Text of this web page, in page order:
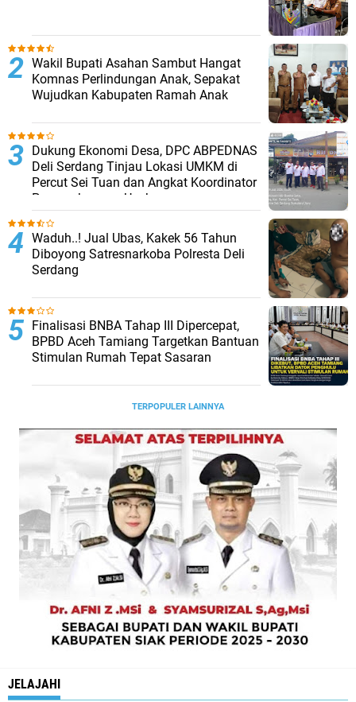
Wakil Bupati Asahan Sambut Hangat
Komnas Perlindungan Anak, Sepakat
Wujudkan Kabupaten Ramah Anak
Dukung Ekonomi Desa, DPC ABPEDNAS
Deli Serdang Tinjau Lokasi UMKM di
Percut Sei Tuan dan Angkat Koordinator
Pengembangan Usaha
Waduh..! Jual Ubas, Kakek 56 Tahun
Diboyong Satresnarkoba Polresta Deli
Serdang
Finalisasi BNBA Tahap III Dipercepat,
BPBD Aceh Tamiang Targetkan Bantuan
Stimulan Rumah Tepat Sasaran
TERPOPULER LAINNYA
JELAJAHI